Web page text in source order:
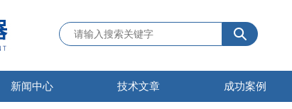
新闻中心 技术文章 成功案例